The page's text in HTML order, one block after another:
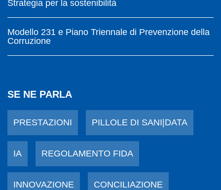
Strategia per la sostenibilità
Modello 231 e Piano Triennale di Prevenzione della
Corruzione
SE NE PARLA
PRESTAZIONI PILLOLE DI SANI|DATA
IA REGOLAMENTO FIDA
INNOVAZIONE CONCILIAZIONE